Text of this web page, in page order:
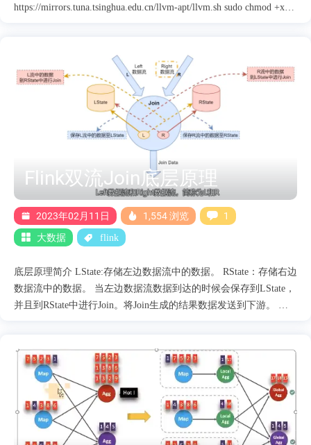
https://mirrors.tuna.tsinghua.edu.cn/llvm-apt/llvm.sh sudo chmod +x
Flink双流Join底层原理
2023年02月11日 1,554 浏览 1
大数据 flink
底层原理简介 LState:存储左边数据流中的数据。 RState：存储右边
数据流中的数据。 当左边数据流数据到达的时候会保存到LState，
并且到RState中进行Join。将Join生成的结果数据发送到下游。 右
左右两边流中需要Join的数据出现在相同节点，Flink SQL会利用
Join中的on的关联条件进行分区，把相同关联条件 的数据分发到同
一个分区里面。 普通双流Join 现有订单表A和支付表B进行关联得
到汇总表C。订单表和支付表初始数据如下： 表A：订单表数据
order_id timestamp 1001 2023-02-04 10:00:00 1002 2023-01-04
10:01:02 表B：支付表数据 order_id pay_money order_id pay_money